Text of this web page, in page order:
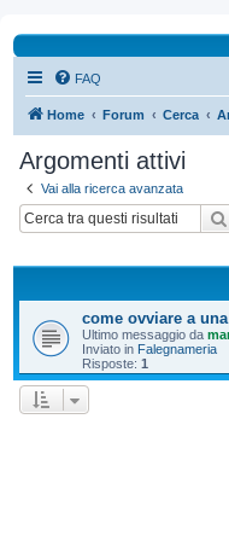
FAQ
Home Forum Cerca
Argomenti attivi
Vai alla ricerca avanzata
come ovviare a
Ultimo messaggio da
Inviato in Falegnameria
Risposte: 1